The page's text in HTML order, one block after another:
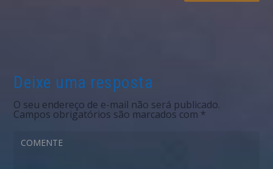
Deixe uma resposta
O seu endereço de e-mail não será publicado.
Campos obrigatórios são marcados com *